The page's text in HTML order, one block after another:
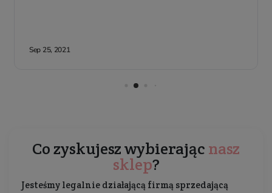
Co zyskujesz wybierając nasz
sklep?
Jesteśmy legalnie działającą firmą sprzedającą